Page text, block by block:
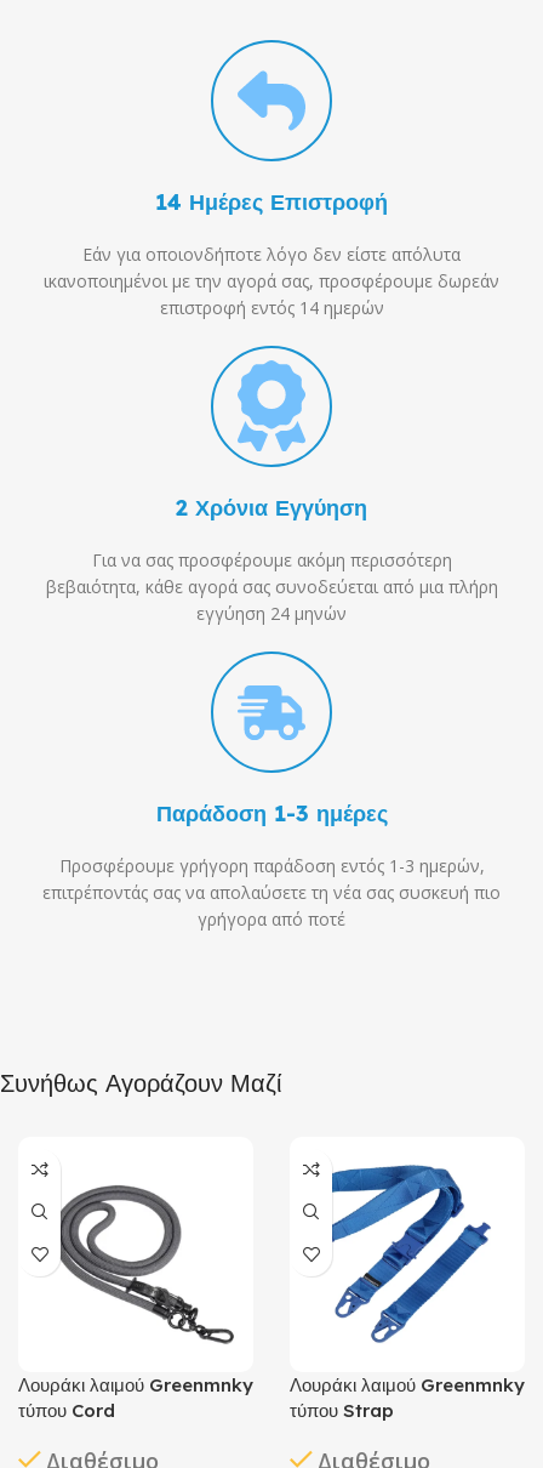
14 Ημέρες Επιστροφή
Εάν για οποιονδήποτε λόγο δεν είστε απόλυτα
ικανοποιημένοι με την αγορά σας, προσφέρουμε δωρεάν
επιστροφή εντός 14 ημερών
2 Χρόνια Εγγύηση
Για να σας προσφέρουμε ακόμη περισσότερη
βεβαιότητα, κάθε αγορά σας συνοδεύεται από μια πλήρη
εγγύηση 24 μηνών
Παράδοση 1-3 ημέρες
Προσφέρουμε γρήγορη παράδοση εντός 1-3 ημερών,
επιτρέποντάς σας να απολαύσετε τη νέα σας συσκευή πιο
γρήγορα από ποτέ
Συνήθως Αγοράζουν Μαζί
Λουράκι λαιμού Greenmnky
τύπου Cord
Διαθέσιμο
Λουράκι λαιμού Greenmnky
τύπου Strap
Διαθέσιμο